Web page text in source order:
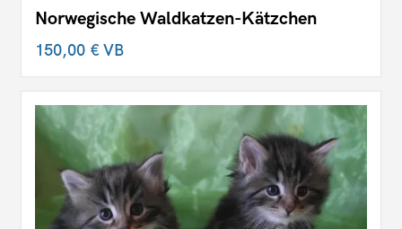
Norwegische Waldkatzen-Kätzchen
150,00 €VB